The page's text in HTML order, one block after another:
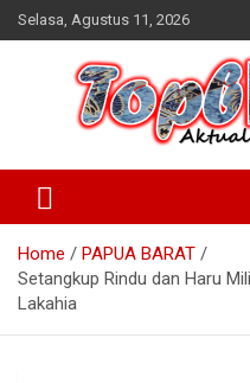
Skip
to
Selasa, Agustus 11, 2026
Home
PAPUA BARAT
Setangkup Rindu dan Haru
Lakahia